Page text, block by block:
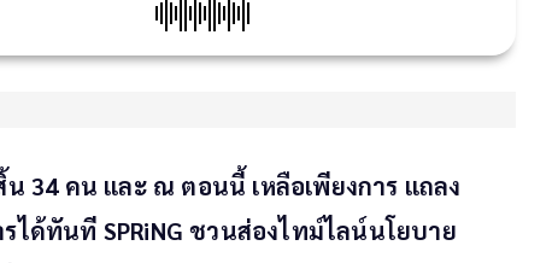
34 คน และ ณ ตอนนี้ เหลือเพียงการ แถลง
ได้ทันที SPRiNG ชวนส่องไทม์ไลน์นโยบาย